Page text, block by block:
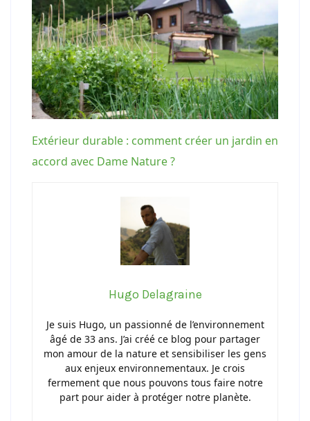
Extérieur durable : comment créer un jardin en
accord avec Dame Nature ?
Hugo Delagraine
Je suis Hugo, un passionné de l’environnement
âgé de 33 ans. J’ai créé ce blog pour partager
mon amour de la nature et sensibiliser les gens
aux enjeux environnementaux. Je crois
fermement que nous pouvons tous faire notre
part pour aider à protéger notre planète.